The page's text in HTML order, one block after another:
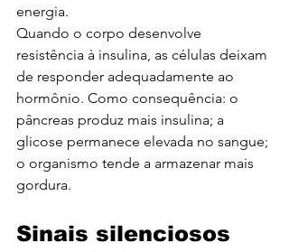
energia.
Quando o corpo desenvolve
resistência à insulina, as células deixam
de responder adequadamente ao
hormônio. Como consequência: o
pâncreas produz mais insulina; a
glicose permanece elevada no sangue;
o organismo tende a armazenar mais
gordura.
Sinais silenciosos